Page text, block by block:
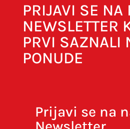
Spremi moje ime, e-
PRIJAVI SE NA
NEWSLETTER
PRVI SAZNALI
PONUDE
Prijavi se na